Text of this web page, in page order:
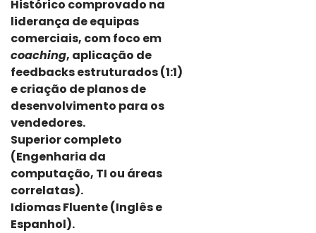
Histórico comprovado na
liderança de equipas
comerciais, com foco em
coaching, aplicação de
feedbacks estruturados (1:1)
e criação de planos de
desenvolvimento para os
vendedores.
Superior completo
(Engenharia da
computação, TI ou áreas
correlatas).
Idiomas Fluente (Inglês e
Espanhol).